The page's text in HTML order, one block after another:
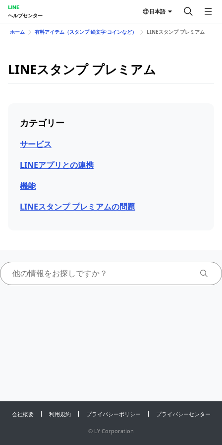
LINE
ヘルプセンター
日本語
ホーム 有料アイテム（スタンプ⋅絵文字⋅コインなど） LINEスタンプ プレミアム
LINEスタンプ プレミアム
カテゴリー
サービス
LINEアプリとの連携
機能
LINEスタンプ プレミアムの問題
会社概要 利用規約 プライバシーポリシー プライバシーセンター
© LY Corporation